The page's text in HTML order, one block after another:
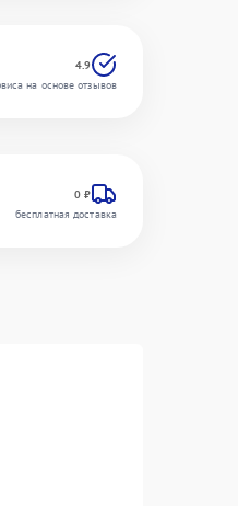
4.9
на основе отзывов
0 ₽
бесплатная доставка